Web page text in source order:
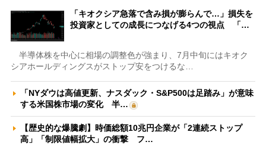
「キオクシア急落で含み損が膨らんで…」損失を
投資家としての成長につなげる4つの視点 「…
半導体株を中心に相場の調整色が強まり、7月中旬にはキオク
シアホールディングスがストップ安をつけるな…
「NYダウは高値更新、ナスダック・S&P500は足踏み」が意味
する米国株市場の変化 半…
【歴史的な爆騰劇】時価総額10兆円企業が「2連続ストップ
高」「制限値幅拡大」の衝撃 フ…